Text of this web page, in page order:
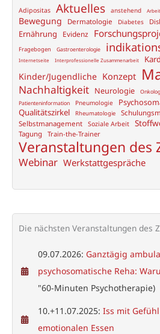
gruppentherapeutischen
Behandlung
von
Adipositas
der
stationären
Rehabilitation
Adipositas Aktuelles anstehend
Bewegung Dermatologie Diabetes
Ernährung Evidenz
Fragebogen Gastroenterologie
Internetseite Interprofessionelle Zusammenarbeit
Kinder/Jugendliche Konzept
Nachhaltigkeit Neurologie
Patienteninformation Pneumologie
Qualitätszirkel Rheumatologie
Selbstmanagement
Soziale Arbeit
Tagung Train-the-Trainer
Veranstaltungen des
Webinar Werkstattgespräche
Die nächsten Veranstaltungen des
09.07.2026: Ganztägig
psychosomatische Reha:
"60-Minuten Psychotherapie)
10.+11.07.2025: Iss mit
emotionalen Essen